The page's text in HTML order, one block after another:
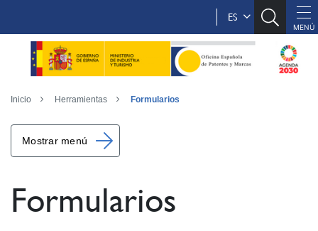
ES
Inicio Herramientas Formularios
Mostrar menú
Formularios